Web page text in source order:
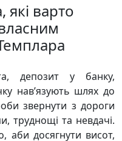
варто
депозит у банку,
нав’язують шлях до
звернути з дороги
труднощі та невдачі.
аби досягнути висот,